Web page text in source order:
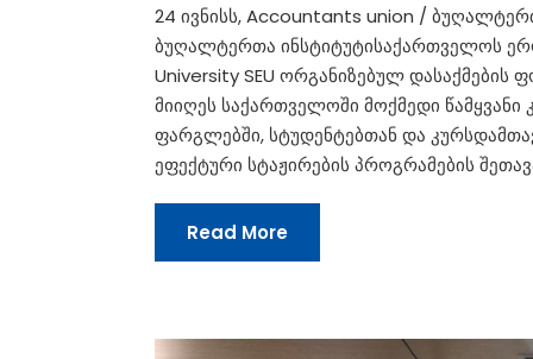
24 ივნისს, Accountants union /
ბუღალტერთა ინსტიტუტისაქართველოს
University SEU ორგანიზებულ
მიიღეს საქართველოში მოქმედი
ფარგლებში, სტუდენტებთან და
ეფექტური სტაჟირების პროგრამების
Read More